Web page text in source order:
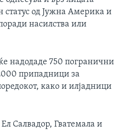
од Јужна Америка и
насилства или
надодаде 750 погранични
припадници за
како и илјадници
Салвадор, Гватемала и